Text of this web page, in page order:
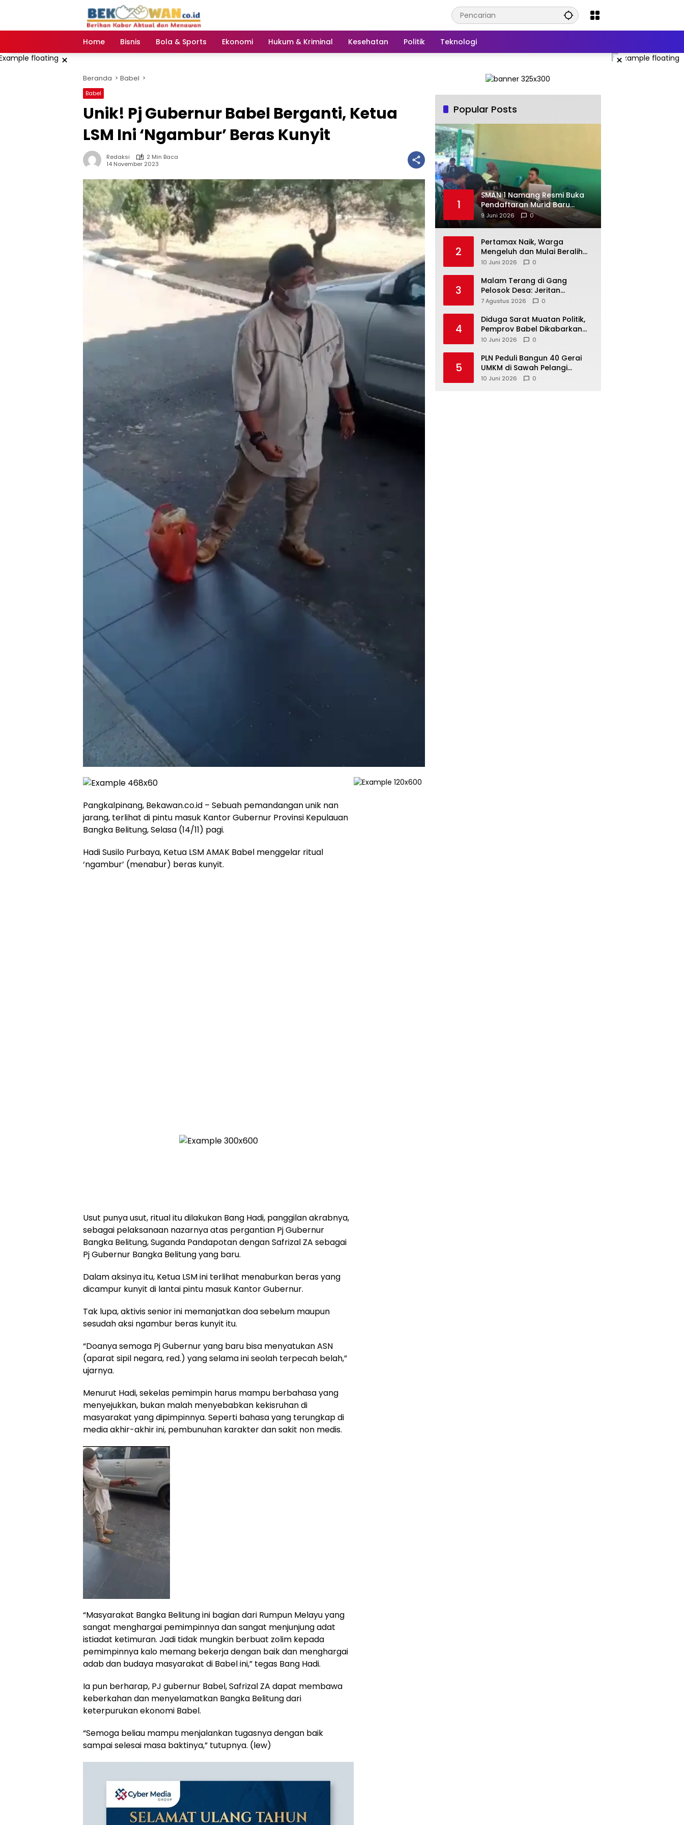
Home
Bisnis Bola & Sports Ekonomi Hukum & Kriminal Kesehatan Politik Teknologi
× ×
Beranda Babel
Babel
Unik! Pj Gubernur Babel Berganti, Ketua
LSM Ini ‘Ngambur’ Beras Kunyit
Redaksi
2 Min Baca
14 November 2023
Pangkalpinang, Bekawan.co.id – Sebuah pemandangan unik nan
jarang, terlihat di pintu masuk Kantor Gubernur Provinsi Kepulauan
Bangka Belitung, Selasa (14/11) pagi.
Hadi Susilo Purbaya, Ketua LSM AMAK Babel menggelar ritual
‘ngambur’ (menabur) beras kunyit.
Usut punya usut, ritual itu dilakukan Bang Hadi, panggilan akrabnya,
sebagai pelaksanaan nazarnya atas pergantian Pj Gubernur
Bangka Belitung, Suganda Pandapotan dengan Safrizal ZA sebagai
Pj Gubernur Bangka Belitung yang baru.
Dalam aksinya itu, Ketua LSM ini terlihat menaburkan beras yang
dicampur kunyit di lantai pintu masuk Kantor Gubernur.
Tak lupa, aktivis senior ini memanjatkan doa sebelum maupun
sesudah aksi ngambur beras kunyit itu.
“Doanya semoga Pj Gubernur yang baru bisa menyatukan ASN
(aparat sipil negara, red.) yang selama ini seolah terpecah belah,”
ujarnya.
Menurut Hadi, sekelas pemimpin harus mampu berbahasa yang
menyejukkan, bukan malah menyebabkan kekisruhan di
masyarakat yang dipimpinnya. Seperti bahasa yang terungkap di
media akhir-akhir ini, pembunuhan karakter dan sakit non medis.
“Masyarakat Bangka Belitung ini bagian dari Rumpun Melayu yang
sangat menghargai pemimpinnya dan sangat menjunjung adat
istiadat ketimuran. Jadi tidak mungkin berbuat zolim kepada
pemimpinnya kalo memang bekerja dengan baik dan menghargai
adab dan budaya masyarakat di Babel ini,” tegas Bang Hadi.
Ia pun berharap, PJ gubernur Babel, Safrizal ZA dapat membawa
keberkahan dan menyelamatkan Bangka Belitung dari
keterpurukan ekonomi Babel.
“Semoga beliau mampu menjalankan tugasnya dengan baik
sampai selesai masa baktinya,” tutupnya. (lew)
Popular Posts
1
SMAN 1 Namang Resmi Buka
Pendaftaran Murid Baru
2026/2027
9 Juni 2026 0
2
‎Pertamax Naik, Warga
Mengeluh dan Mulai Beralih
ke Pertalite Meski Harus Antre
10 Juni 2026 0
3
Malam Terang di Gang
Pelosok Desa: Jeritan
Harapan Ketua APDESI
Babel
7 Agustus 2026 0
4
‎Diduga Sarat Muatan Politik,
Pemprov Babel Dikabarkan
Lakukan Rotasi Besar-
10 Juni 2026 0
5
‎PLN Peduli Bangun 40 Gerai
UMKM di Sawah Pelangi
Namang, Dorong
10 Juni 2026 0